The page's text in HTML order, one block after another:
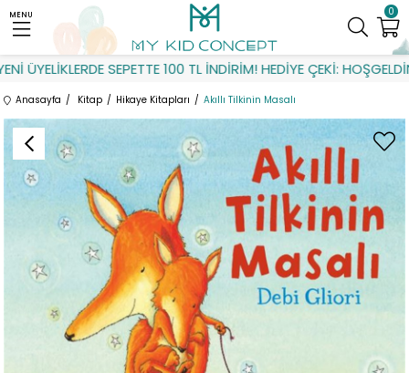
SEPETTE 100 TL İNDİRİM! HEDİYE ÇEKİ: HOŞGELDİN
0
MENU
Anasayfa Kitap Hikaye Kitapları Akıllı Tilkinin Masalı